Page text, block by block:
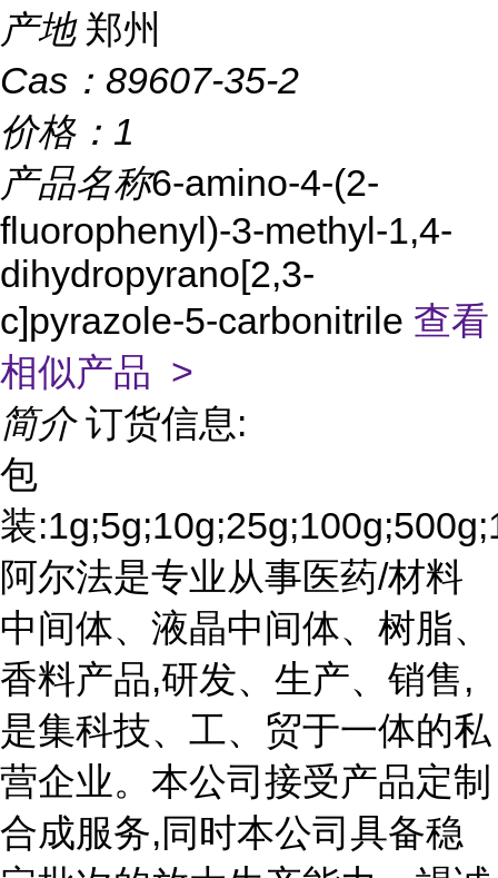
产地 郑州
Cas： 89607-35-2
价格： 1
产品名称6-amino-4-(2-
fluorophenyl)-3-methyl-1,4-
dihydropyrano[2,3-
c]pyrazole-5-carbonitrile 查看
相似产品 >
简介 订货信息:
包
装
阿尔法是专业从事医药/材料
中间体、液晶中间体、树脂、
香料产品,研发、生产、销售,
是集科技、工、贸于一体的私
营企业。本公司接受产品定制
合成服务,同时本公司具备稳